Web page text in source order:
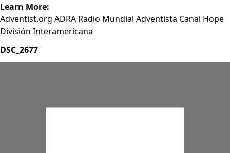
Learn More:
Adventist.org ADRA Radio Mundial Adventista Canal Hope
División Interamericana
DSC_2677